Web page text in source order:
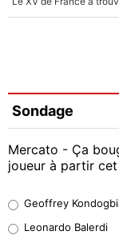
Sondage
Mercato - Ça
joueur à partir
38%
Geoffrey
Leonardo Balerdi